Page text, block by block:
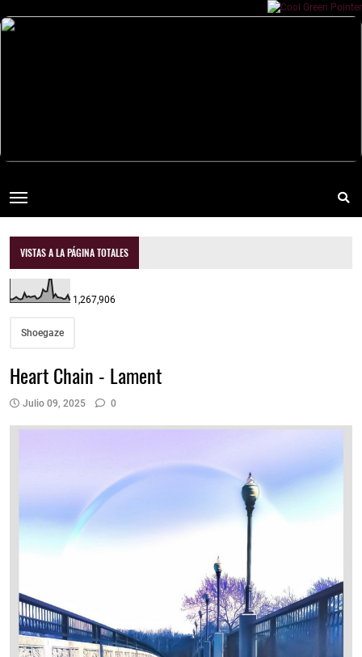
VISTAS A LA PÁGINA TOTALES
1,267,906
Shoegaze
Heart Chain - Lament
Julio 09, 2025 0